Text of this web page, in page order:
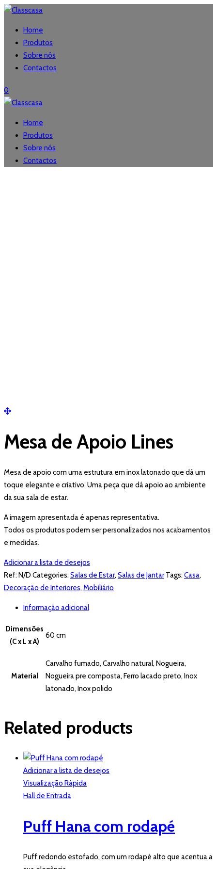
Home
Produtos
Sobre nós
Contactos
0
Home
Produtos
Sobre nós
Contactos
Mesa de Apoio Lines
Mesa de apoio com uma estrutura em inox latonado que dá um
toque elegante e criativo. Uma peça que dá apoio ao ambiente
da sua sala de estar.
A imagem apresentada é apenas representativa.
Todos os produtos podem ser personalizados nos acabamentos
e medidas.
Adicionar a lista de desejos
Ref:N/D Categories:Salas de Estar, Salas de Jantar Tags:Casa,
Decoração de Interiores, Mobiliário
Informação adicional
Dimensões
(C x L x A)
60 cm
Material
Carvalho fumado, Carvalho natural, Nogueira,
Nogueira pre composta, Ferro lacado preto, Inox
latonado, Inox polido
Related products
Adicionar a lista de desejos
Visualização Rápida
Hall de Entrada
Puff Hana com rodapé
Puff redondo estofado, com um rodapé alto que acentua a